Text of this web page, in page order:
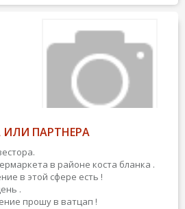
ПАРТНЕРА
в районе коста бланка .
в этой сфере есть !
.
прошу в ватцап !